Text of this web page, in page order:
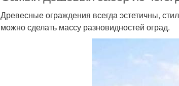
Древесные ограждения всегда эстетичны,
можно сделать массу разновидностей оград.